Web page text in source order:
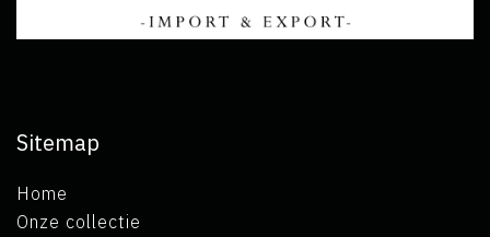
Sitemap
Home
Onze collectie